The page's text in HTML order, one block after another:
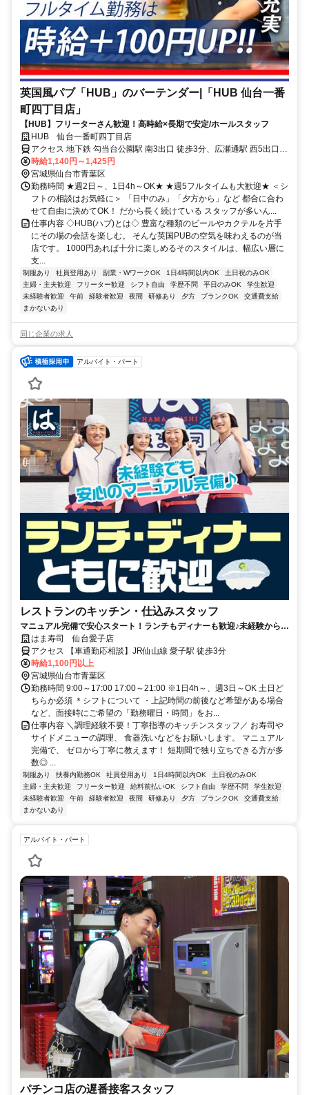
英国風パブ「HUB」のバーテンダー|「HUB 仙台一番
町四丁目店」
【HUB】フリーターさん歓迎！高時給×長期で安定/ホールスタッフ
HUB 仙台一番町四丁目店
アクセス 地下鉄 勾当台公園駅 南3出口 徒歩3分、広瀬通駅 西5出口
徒歩4分
時給1,140円～1,425円
宮城県仙台市青葉区
勤務時間 ★週2日～、1日4h～OK★ ★週5フルタイムも大歓迎★ ＜シ
フトの相談はお気軽に＞ 「日中のみ」「夕方から」など 都合に合わ
せて自由に決めてOK！ だから長く続けている スタッフが多いん...
仕事内容 ◇HUB(ハブ)とは◇ 豊富な種類のビールやカクテルを片手
にその場の会話を楽しむ。 そんな英国PUBの空気を味わえるのが当
店です。 1000円あれば十分に楽しめるそのスタイルは、幅広い層に
支...
制服あり 社員登用あり 副業・WワークOK 1日4時間以内OK
土日祝のみOK
主婦・主夫歓迎
フリーター歓迎 シフト自由 学歴不問 平日のみOK
学生歓迎
未経験者歓迎
午前 経験者歓迎 夜間 研修あり 夕方 ブランクOK
交通費支給
まかないあり
同じ企業の求人
アルバイト・パート
レストランのキッチン・仕込みスタッフ
マニュアル完備で安心スタート！ランチもディナーも歓迎♪未経験から始
められます！
はま寿司 仙台愛子店
アクセス 【車通勤応相談】JR仙山線 愛子駅 徒歩3分
時給1,100円以上
宮城県仙台市青葉区
勤務時間 9:00～17:00 17:00～21:00 ※1日4h～、週3日～OK 土日ど
ちらか必須 ＊シフトについて ・上記時間の前後など希望がある場合
など、面接時にご希望の「勤務曜日・時間」をお...
仕事内容 ＼調理経験不要！丁寧指導のキッチンスタッフ／ お寿司や
サイドメニューの調理、 食器洗いなどをお願いします。 マニュアル
完備で、 ゼロから丁寧に教えます！ 短期間で独り立ちできる方が多
数◎ ...
制服あり 扶養内勤務OK 社員登用あり 1日4時間以内OK
土日祝のみOK
主婦・主夫歓迎
フリーター歓迎 給料前払いOK シフト自由 学歴不問
学生歓迎
未経験者歓迎
午前 経験者歓迎 夜間 研修あり 夕方 ブランクOK
交通費支給
まかないあり
アルバイト・パート
パチンコ店の遅番接客スタッフ